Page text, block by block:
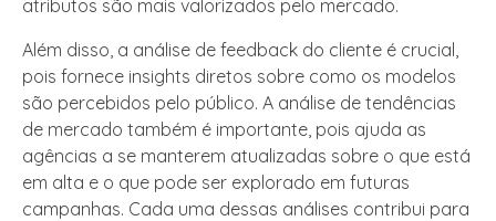
atributos são mais valorizados pelo mercado.
Além disso, a análise de feedback do cliente é crucial,
pois fornece insights diretos sobre como os modelos
são percebidos pelo público. A análise de tendências
de mercado também é importante, pois ajuda as
agências a se manterem atualizadas sobre o que está
em alta e o que pode ser explorado em futuras
campanhas. Cada uma dessas análises contribui para